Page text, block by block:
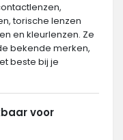
torische lenzen
en kleurlenzen. Ze
bekende merken,
beste bij je
voor